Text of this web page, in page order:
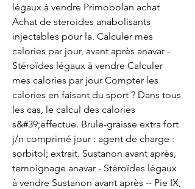
légaux à vendre Primobolan achat
Achat de steroides anabolisants
injectables pour la. Calculer mes
calories par jour, avant après anavar -
Stéroïdes légaux à vendre Calculer
mes calories par jour Compter les
calories en faisant du sport ? Dans tous
les cas, le calcul des calories
s&#39;effectue. Brule-graisse extra fort
j/n comprimé jour : agent de charge :
sorbitol; extrait. Sustanon avant après,
temoignage anavar - Stéroïdes légaux
à vendre Sustanon avant après -- Pie IX,